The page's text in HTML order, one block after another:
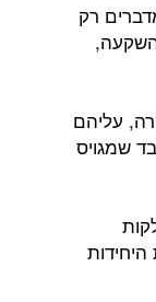
רק
עליהם
שמגויס